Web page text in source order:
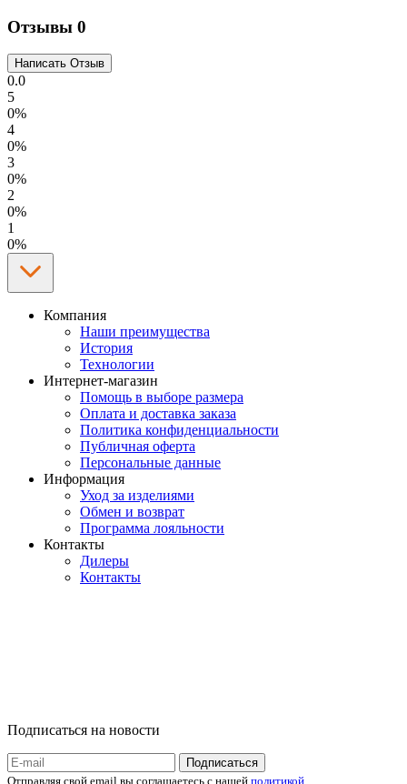
Отзывы 0
0.0
5
0%
4
0%
3
0%
2
0%
1
0%
Компания
Наши преимущества
История
Технологии
Интернет-магазин
Помощь в выборе размера
Оплата и доставка заказа
Политика конфиденциальности
Публичная оферта
Персональные данные
Информация
Уход за изделиями
Обмен и возврат
Программа лояльности
Контакты
Дилеры
Контакты
Подписаться на новости
Отправляя свой email вы соглашаетесь с нашей политикой